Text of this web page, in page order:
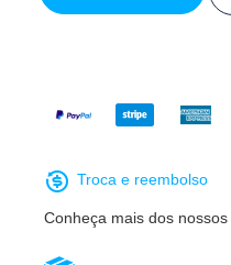
Troca e reembolso
Conheça mais dos nossos